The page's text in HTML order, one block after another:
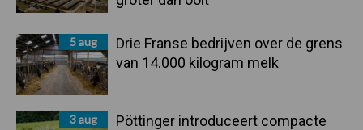
5 aug
Drie Franse bedrijven over de grens
van 14.000 kilogram melk
3 aug
Pöttinger introduceert compacte